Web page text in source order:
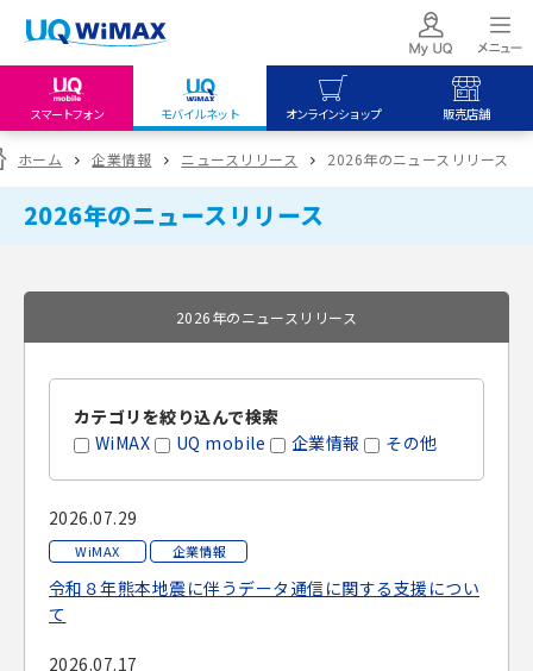
スマートフォン モバイルネット オンラインショップ 販売店舗
my UQ WiMAX
UQ WiMAX ご契約の方
My UQ mobile
UQ mobile
UQ mobile
オンラインショップ
UQ WiMAX
UQ mobile
販売店舗
UQ WiMAX
ホーム 企業情報 ニュースリリース 2026年のニュースリリース
2026年のニュースリリース
2026年のニュースリリース
カテゴリを絞り込んで検索
WiMAX
UQ mobile 企業情報 その他
2026.07.29
WiMAX 企業情報
令和８年熊本地震に伴うデータ通信に関する支援につい
て
2026.07.17